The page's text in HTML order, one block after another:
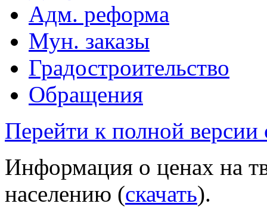
Адм. реформа
Мун. заказы
Градостроительство
Обращения
Перейти к полной версии
Информация о ценах на
населению (скачать).